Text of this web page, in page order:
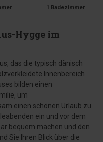
1 Badezimmer
Hygge im
das die typisch dänisch
Innenbereich
bilden einen
um
einen schönen Urlaub zu
ein und vor dem
bequem machen und den
Sie Ihren Blick über die